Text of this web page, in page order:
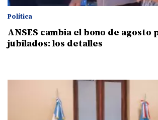
Política
ANSES cambia el bono de agosto
jubilados: los detalles